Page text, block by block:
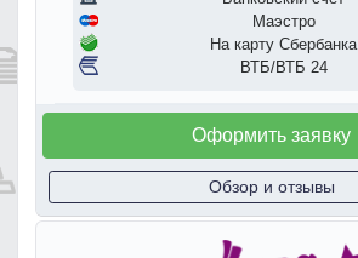
Маэстро
На карту Сбербанка
ВТБ/ВТБ 24
Оформить заявку
Обзор и отзывы